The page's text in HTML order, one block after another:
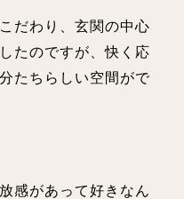
だわり、玄関の中心
たのですが、快く応
たちらしい空間がで
感があって好きなん